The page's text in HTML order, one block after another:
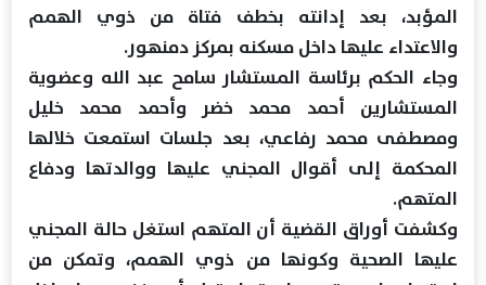
المؤبد، بعد إدانته بخطف فتاة من ذوي الهمم
والاعتداء عليها داخل مسكنه بمركز دمنهور.
وجاء الحكم برئاسة المستشار سامح عبد الله وعضوية
المستشارين أحمد محمد خضر وأحمد محمد خليل
ومصطفى محمد رفاعي، بعد جلسات استمعت خلالها
المحكمة إلى أقوال المجني عليها ووالدتها ودفاع
المتهم.
وكشفت أوراق القضية أن المتهم استغل حالة المجني
عليها الصحية وكونها من ذوي الهمم، وتمكن من